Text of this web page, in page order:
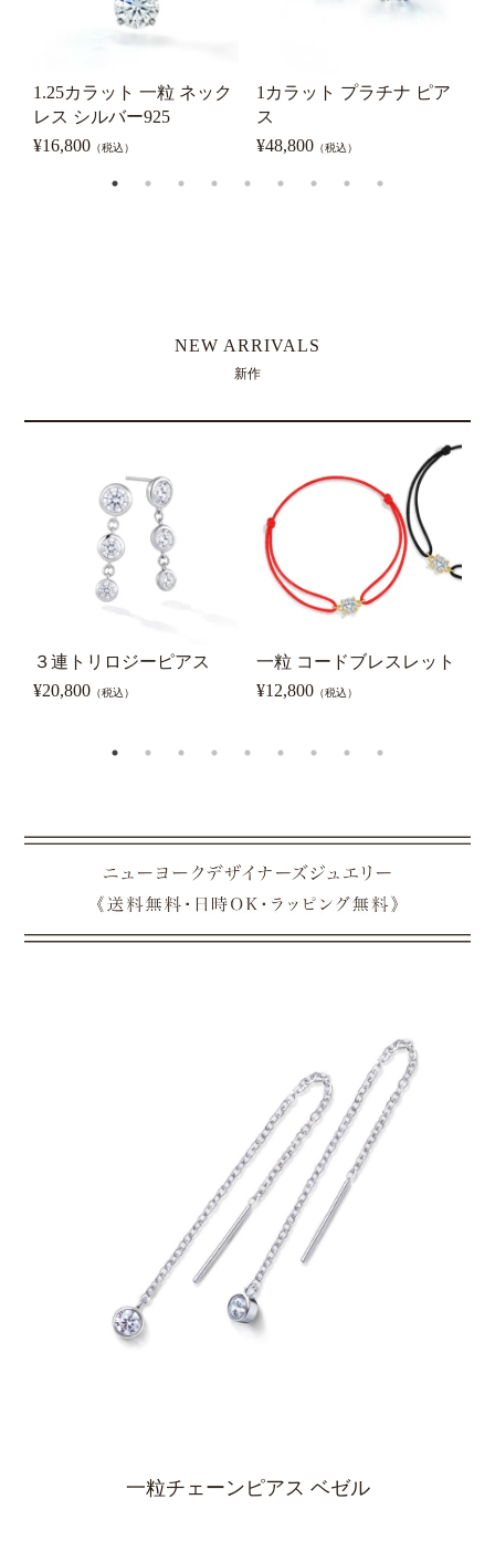
1.25カラット 一粒 ネック
レス シルバー925
¥16,800 （税込）
1カラット プラチナ ピア
ス
¥48,800 （税込）
NEW ARRIVALS
新作
３連トリロジーピアス
¥20,800 （税込）
一粒 コードブレスレット
¥12,800 （税込）
一粒チェーンピアス ベゼル